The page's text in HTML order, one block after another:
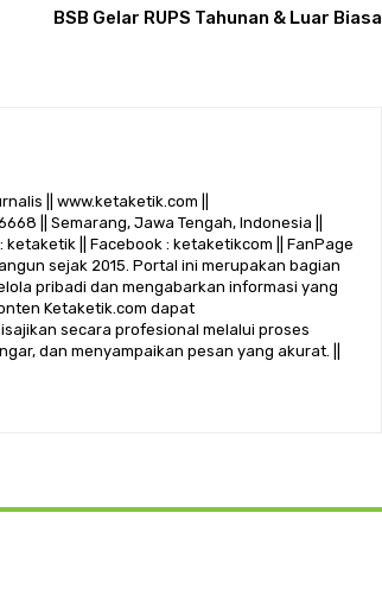
BSB Gelar RUPS Tahunan & Luar Biasa
|| www.ketaketik.com ||
|| Semarang, Jawa Tengah, Indonesia ||
|| Facebook : ketaketikcom || FanPage
sejak 2015. Portal ini merupakan bagian
pribadi dan mengabarkan informasi yang
Ketaketik.com dapat
secara profesional melalui proses
dan menyampaikan pesan yang akurat. ||